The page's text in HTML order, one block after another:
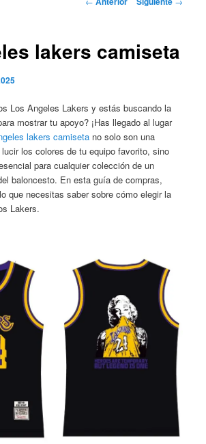
lakers camiseta
Los Angeles Lakers y estás buscando la
mostrar tu apoyo? ¡Has llegado al lugar
lakers camiseta no solo son una
los colores de tu equipo favorito, sino
para cualquier colección de un
baloncesto. En esta guía de compras,
que necesitas saber sobre cómo elegir la
Lakers.